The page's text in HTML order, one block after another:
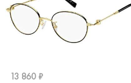
13 860 ₽